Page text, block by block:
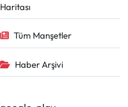
Haritası
Tüm Manşetler
Haber Arşivi